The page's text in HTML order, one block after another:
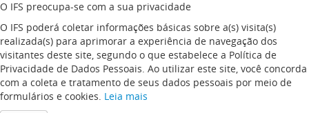
O IFS preocupa-se com a sua privacidade
O IFS poderá coletar informações básicas sobre a(s) visita(s)
realizada(s) para aprimorar a experiência de navegação dos
visitantes deste site, segundo o que estabelece a Política de
Privacidade de Dados Pessoais. Ao utilizar este site, você concorda
com a coleta e tratamento de seus dados pessoais por meio de
formulários e cookies. Leia mais